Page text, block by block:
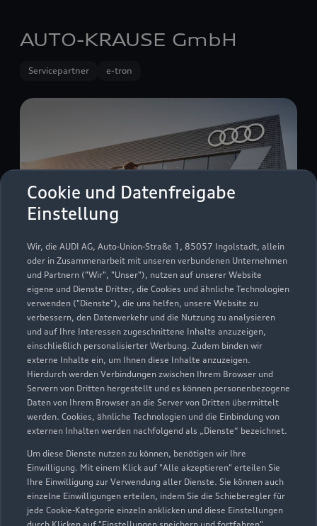
Cookie und Datenfreigabe
Einstellung
Wir, die AUDI AG, Auto-Union-Straße 1, 85057 Ingolstadt, allein
oder in Zusammenarbeit mit unseren verbundenen Unternehmen
und Partnern ("Wir", "Unser"), nutzen auf unserer Website
eigene und Dienste Dritter, die Cookies und ähnliche Technologien
verwenden ("Dienste"), die uns helfen, unsere Website zu
verbessern, den Datenverkehr und die Nutzung zu analysieren
und auf Ihre Interessen zugeschnittene Inhalte anzuzeigen,
einschließlich personalisierter Werbung. Zudem binden wir
externe Inhalte ein, um Ihnen diese Inhalte anzuzeigen.
Hierdurch werden Verbindungen zwischen Ihrem Browser und
Servern von Dritten hergestellt und es können personenbezogene
Daten von Ihrem Browser an die Server von Dritten übermittelt
werden. Cookies, ähnliche Technologien und die Einbindung von
externen Inhalten werden nachfolgend als „Dienste“ bezeichnet.
Um diese Dienste nutzen zu können, benötigen wir Ihre
Einwilligung. Mit einem Klick auf "Alle akzeptieren" erteilen Sie
Ihre Einwilligung zur Verwendung aller Dienste. Sie können auch
einzelne Einwilligungen erteilen, indem Sie die Schieberegler für
jede Cookie-Kategorie einzeln anklicken und diese Einstellungen
AUTO-KRAUSE GmbH
Servicepartner e-tron
Darfelder Straße 47
48727 Billerbeck
02543 23330
info@autokrause-familie.de
Kontaktdaten herunterladen
Öffnungszeiten